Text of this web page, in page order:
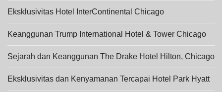
Eksklusivitas Hotel InterContinental Chicago
Keanggunan Trump International Hotel & Tower Chicago
Sejarah dan Keanggunan The Drake Hotel Hilton, Chicago
Eksklusivitas dan Kenyamanan Tercapai Hotel Park Hyatt